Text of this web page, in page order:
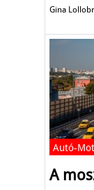
Gina
Autó-
A